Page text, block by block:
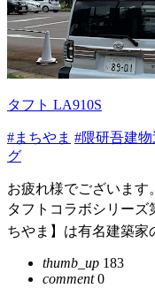
タフト LA910S
#まちやま #隈研吾建物
グ
お疲れ様でございます
タフトコラボシリー
ちやま】は有名建築家
thumb_up 183
comment0